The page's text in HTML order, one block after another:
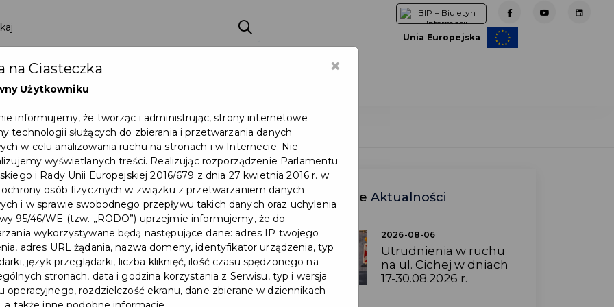
Unia Europejska
Marszałka
Pomorskiego
uczniów - nabór
Ostatnie Aktualności
2026-08-06
Utrudnienia w ruchu
na ul. Cichej w dniach
17-30.08.2026 r.
×
na Ciasteczka
Użytkowniku
informujemy, że tworząc i administrując, strony internetowe
technologii służących do zbierania i przetwarzania danych
w celu analizowania ruchu na stronach i w Internecie. Nie
wyświetlanych treści. Realizując rozporządzenie Parlamentu
i Rady Unii Europejskiej 2016/679 z dnia 27 kwietnia 2016 r. w
ochrony osób fizycznych w związku z przetwarzaniem danych
i w sprawie swobodnego przepływu takich danych oraz uchylenia
95/46/WE (tzw. „RODO”) uprzejmie informujemy, że do
wykorzystywane będą następujące dane: adres IP twojego
adres URL żądania, nazwa domeny, identyfikator urządzenia, typ
język przeglądarki, liczba kliknięć, ilość czasu spędzonego na
stronach, data i godzina korzystania z Serwisu, typ i wersja
operacyjnego, rozdzielczość ekranu, dane zbierane w dziennikach